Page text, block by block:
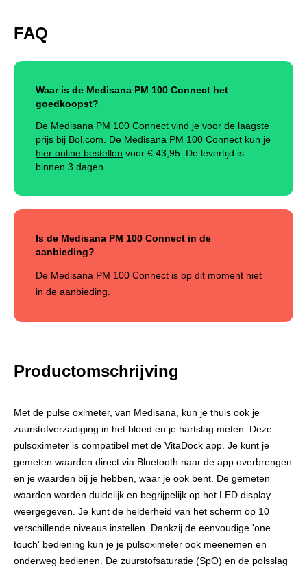
FAQ
Waar is de Medisana PM 100 Connect het
goedkoopst?
De Medisana PM 100 Connect vind je voor de laagste
prijs bij Bol.com. De Medisana PM 100 Connect kun je
hier online bestellen voor € 43,95 De levertijd is:
binnen 3 dagen.
Is de Medisana PM 100 Connect in de
aanbieding?
De Medisana PM 100 Connect is op dit moment niet
in de aanbieding.
Productomschrijving
Met de pulse oximeter, van Medisana, kun je thuis ook je
zuurstofverzadiging in het bloed en je hartslag meten. Deze
pulsoximeter is compatibel met de VitaDock app. Je kunt je
gemeten waarden direct via Bluetooth naar de app overbrengen
en je waarden bij je hebben, waar je ook bent. De gemeten
waarden worden duidelijk en begrijpelijk op het LED display
weergegeven. Je kunt de helderheid van het scherm op 10
verschillende niveaus instellen. Dankzij de eenvoudige 'one
touch' bediening kun je je pulsoximeter ook meenemen en
onderweg bedienen. De zuurstofsaturatie (SpO) en de polsslag